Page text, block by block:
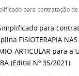
para contratação
para
FISIOTERAPIA
ARTICULAR para a
(Edital Nº 35/2021).